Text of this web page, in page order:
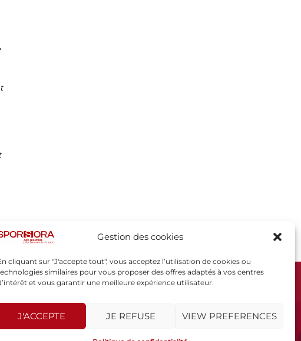
Gestion des cookies
cliquant sur "J'accepte tout", vous acceptez l’utilisation de cookies ou
similaires pour vous proposer des offres adaptés à vos centres
et vous garantir une meilleure expérience utilisateur.
J'ACCEPTE JE REFUSE VIEW PREFERENCES
SPORSORA
75015 PARIS
sporsora@sporsora.com